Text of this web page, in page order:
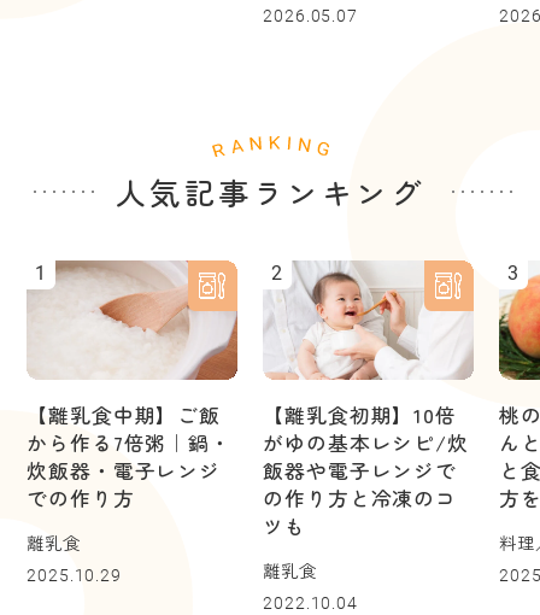
2026.05.07
人気記事ランキング
1
【離乳食中期】ご飯
から作る7倍粥｜鍋・
炊飯器・電子レンジ
での作り方
離乳食
2025.10.29
2
【離乳食初期】10倍
がゆの基本レシピ/炊
飯器や電子レンジで
の作り方と冷凍のコ
ツも
離乳食
2022.10.04
3
桃
ん
と
方
料